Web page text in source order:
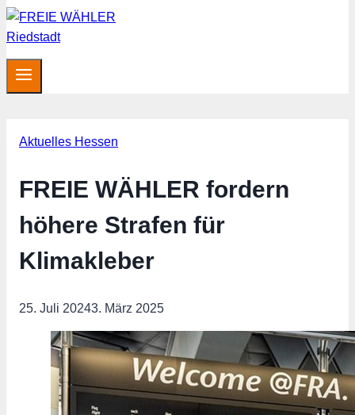
Aktuelles Hessen
FREIE WÄHLER fordern
höhere Strafen für
Klimakleber
25. Juli 20243. März 2025